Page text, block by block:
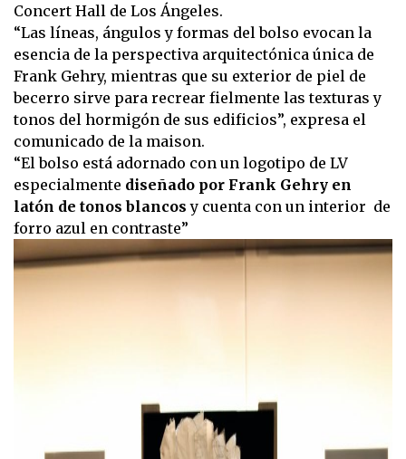
Concert Hall de Los Ángeles.
“Las líneas, ángulos y formas del bolso evocan la
esencia de la perspectiva arquitectónica única de
Frank Gehry, mientras que su exterior de piel de
becerro sirve para recrear fielmente las texturas y
tonos del hormigón de sus edificios”, expresa el
comunicado de la maison.
“El bolso está adornado con un logotipo de LV
especialmente diseñado por Frank Gehry en
latón de tonos blancos y cuenta con un interior de
forro azul en contraste”